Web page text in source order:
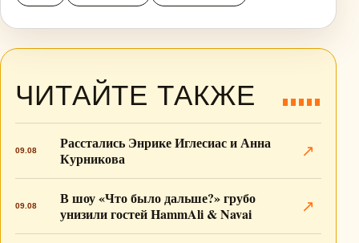
ЧИТАЙТЕ ТАКЖЕ
09.08
Расстались Энрике Иглесиас и Анна
Курникова
↗
09.08
В шоу «Что было дальше?» грубо
унизили гостей HammAli & Navai
↗